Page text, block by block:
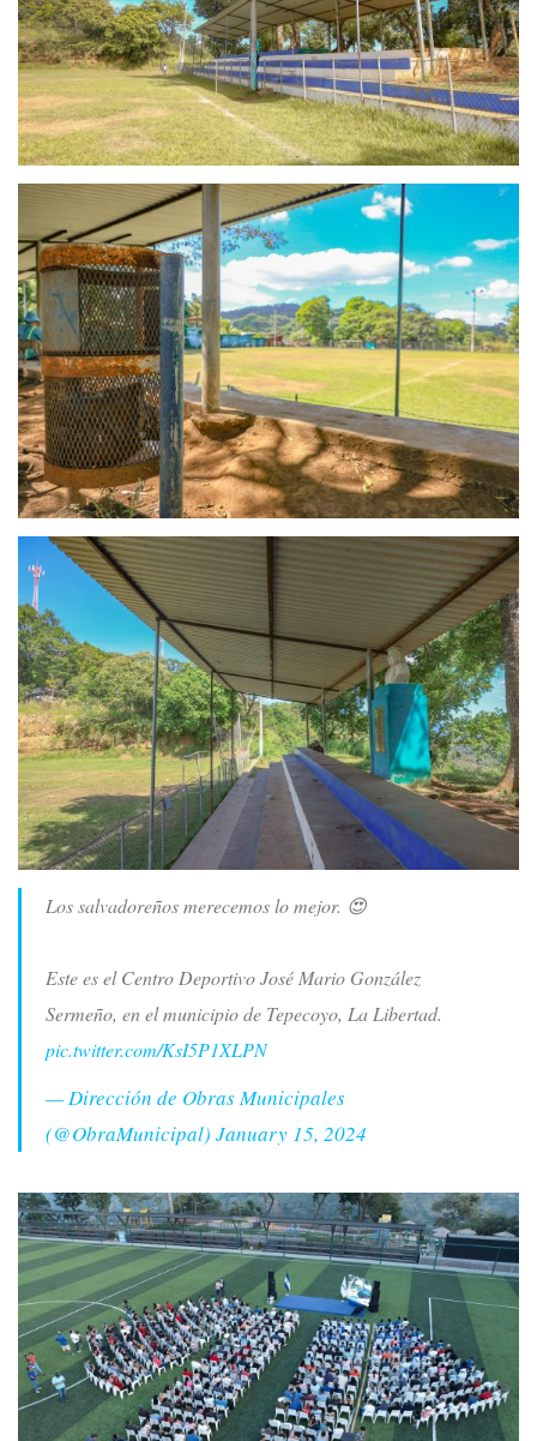
Los salvadoreños merecemos lo mejor. 😍
Este es el Centro Deportivo José Mario González
Sermeño, en el municipio de Tepecoyo, La Libertad.
pic.twitter.com/KsI5P1XLPN
— Dirección de Obras Municipales
(@ObraMunicipal) January 15, 2024